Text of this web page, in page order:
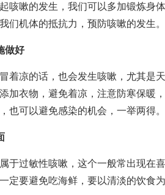
咳嗽的发生，我们可以多加锻炼身
们机体的抵抗力，预防咳嗽的发生。
做好
凉的话，也会发生咳嗽，尤其是天
加衣物，避免着凉，注意防寒保暖
也可以避免感染的机会，一举两得。
过敏性咳嗽，这个一般常出现在喜
定要避免吃海鲜，要以清淡的饮食为